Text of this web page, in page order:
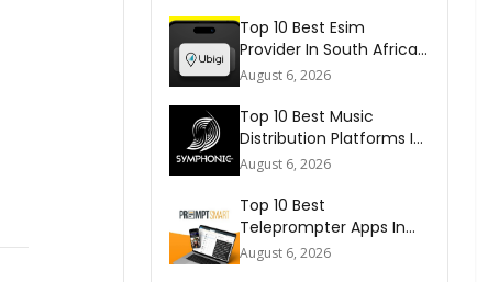
Top 10 Best Esim
Provider In South Africa
2026
August 6, 2026
Top 10 Best Music
Distribution Platforms In
The World 2026
August 6, 2026
Top 10 Best
Teleprompter Apps In
2026
August 6, 2026